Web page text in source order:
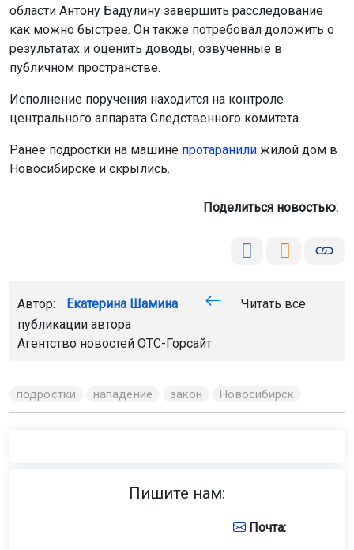
области Антону Бадулину завершить расследование
как можно быстрее. Он также потребовал доложить о
результатах и оценить доводы, озвученные в
публичном пространстве.
Исполнение поручения находится на контроле
центрального аппарата Следственного комитета.
Ранее подростки на машине протаранили жилой дом в
Новосибирске и скрылись.
Поделиться новостью:
Автор: Екатерина Шамина
Читать все
публикации автора
Агентство новостей ОТС-Горсайт
подростки нападение закон Новосибирск
Пишите нам:
Почта: